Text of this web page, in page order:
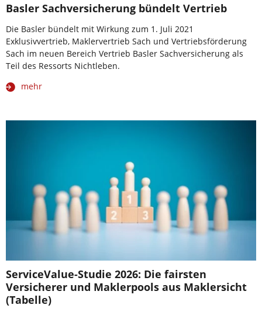
Basler Sachversicherung bündelt Vertrieb
Die Basler bündelt mit Wirkung zum 1. Juli 2021
Exklusivvertrieb, Maklervertrieb Sach und Vertriebsförderung
Sach im neuen Bereich Vertrieb Basler Sachversicherung als
Teil des Ressorts Nichtleben.
mehr
ServiceValue-Studie 2026: Die fairsten
Versicherer und Maklerpools aus Maklersicht
(Tabelle)